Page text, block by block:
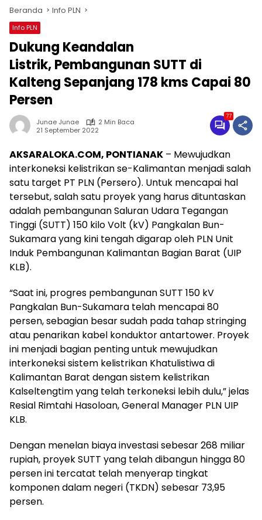
Beranda Info PLN
Info PLN
Dukung Keandalan
Listrik, Pembangunan SUTT di
Kalteng Sepanjang 178 kms Capai 80
Persen
Junae Junae
2 Min Baca
21 September 2022
77
AKSARALOKA.COM, PONTIANAK – Mewujudkan
interkoneksi kelistrikan se-Kalimantan menjadi salah
satu target PT PLN (Persero). Untuk mencapai hal
tersebut, salah satu proyek yang harus dituntaskan
adalah pembangunan Saluran Udara Tegangan
Tinggi (SUTT) 150 kilo Volt (kV) Pangkalan Bun-
Sukamara yang kini tengah digarap oleh PLN Unit
Induk Pembangunan Kalimantan Bagian Barat (UIP
KLB).
“Saat ini, progres pembangunan SUTT 150 kV
Pangkalan Bun-Sukamara telah mencapai 80
persen, sebagian besar sudah pada tahap stringing
atau penarikan kabel konduktor antartower. Proyek
ini menjadi bagian penting untuk mewujudkan
interkoneksi sistem kelistrikan Khatulistiwa di
Kalimantan Barat dengan sistem kelistrikan
Kalseltengtim yang telah terkoneksi lebih dulu,” jelas
Resial Rimtahi Hasoloan, General Manager PLN UIP
KLB.
Dengan menelan biaya investasi sebesar 268 miliar
rupiah, proyek SUTT yang telah dibangun hingga 80
persen ini tercatat telah menyerap tingkat
komponen dalam negeri (TKDN) sebesar 73,95
persen.